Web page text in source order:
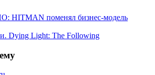
HITMAN поменял бизнес-модель
Dying Light: The Following